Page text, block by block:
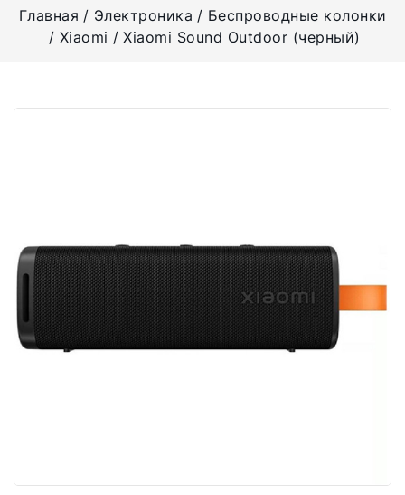
Главная Электроника
Беспроводные колонки
Xiaomi
Xiaomi Sound Outdoor (черный)